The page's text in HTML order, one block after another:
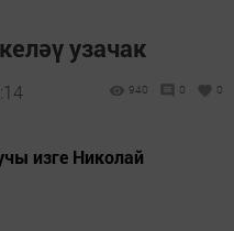
узачак
940 0 0
изге Николай